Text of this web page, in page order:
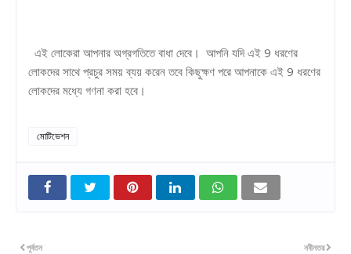
এই লোকেরা আপনার অগ্রগতিতে বাধা দেবে। আপনি যদি এই 9 ধরণের
লোকদের সাথে প্রচুর সময় ব্যয় করেন তবে কিছুক্ষণ পরে আপনাকে এই 9 ধরণের
লোকদের মধ্যে গণনা করা হবে।
মোটিভেশন
নবীনতর
পূর্বতন